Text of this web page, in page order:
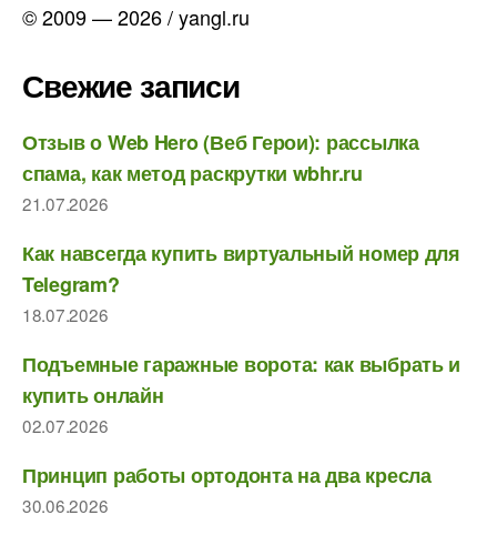
© 2009 — 2026 / yangl.ru
Свежие записи
Отзыв о Web Hero (Веб Герои): рассылка
спама, как метод раскрутки wbhr.ru
21.07.2026
Как навсегда купить виртуальный номер для
Telegram?
18.07.2026
Подъемные гаражные ворота: как выбрать и
купить онлайн
02.07.2026
Принцип работы ортодонта на два кресла
30.06.2026